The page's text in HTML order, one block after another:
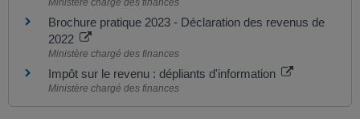
Ministère chargé des finances
Brochure pratique 2023 - Déclaration des revenus de
2022
Ministère chargé des finances
Impôt sur le revenu : dépliants d'information
Ministère chargé des finances